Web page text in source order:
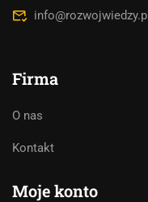
info@rozwojwiedzy.pl
Firma
O nas
Kontakt
Moje konto